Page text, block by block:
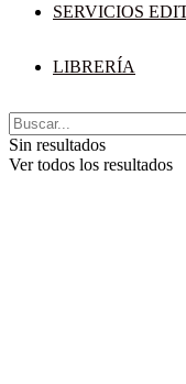
SERVICIOS
LIBRERÍA
Sin resultados
Ver todos los resultados